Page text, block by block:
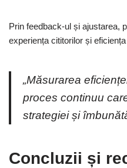
Prin feedback-ul și ajustarea,
experiența cititorilor și
„Măsurarea
proces continuu
strategiei și
Concluzii și